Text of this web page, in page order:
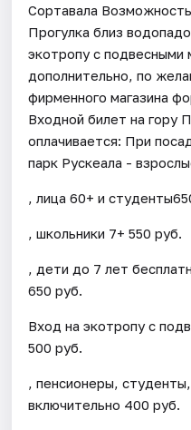
Сортавала
Прогулка близ
экотропу с подвесными
дополнительно, по
фирменного магазина
Входной билет на гору
оплачивается: При
парк Рускеала -
, лица 60+ и
, школьники 7+ 550 руб.
, дети до 7 лет
650 руб.
Вход на экотропу с
500 руб.
, пенсионеры,
включительно 400 руб.